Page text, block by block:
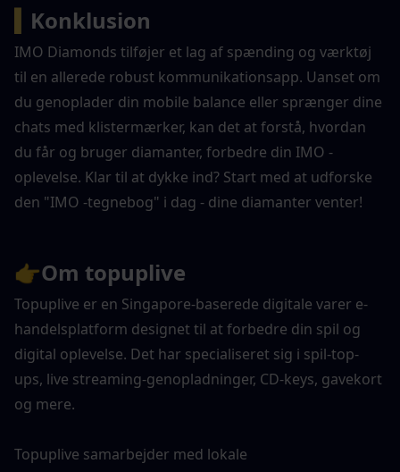
Konklusion
IMO Diamonds tilføjer et lag af spænding og værktøj
til en allerede robust kommunikationsapp. Uanset om
du genoplader din mobile balance eller sprænger dine
chats med klistermærker, kan det at forstå, hvordan
du får og bruger diamanter, forbedre din IMO -
oplevelse. Klar til at dykke ind? Start med at udforske
den "IMO -tegnebog" i dag - dine diamanter venter!
👉Om topuplive
Topuplive er en Singapore-baserede digitale varer e-
handelsplatform designet til at forbedre din spil og
digital oplevelse. Det har specialiseret sig i spil-top-
ups, live streaming-genopladninger, CD-keys, gavekort
og mere.
Topuplive samarbejder med lokale